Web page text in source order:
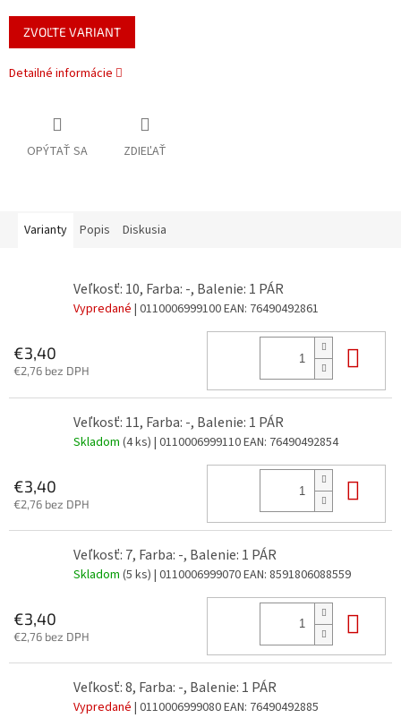
Jednotková
cena:
ZVOĽTE VARIANT
Detailné informácie
OPÝTAŤ SA ZDIEĽAŤ
Varianty Popis Diskusia
Veľkosť: 10, Farba: -, Balenie: 1 PÁR
Vypredané | 0110006999100EAN: 76490492861
€3,40
€2,76 bez DPH
Veľkosť: 11, Farba: -, Balenie: 1 PÁR
Skladom (4 ks) | 0110006999110EAN: 76490492854
€3,40
€2,76 bez DPH
Veľkosť: 7, Farba: -, Balenie: 1 PÁR
Skladom (5 ks) | 0110006999070EAN: 8591806088559
€3,40
€2,76 bez DPH
Veľkosť: 8, Farba: -, Balenie: 1 PÁR
Vypredané | 0110006999080EAN: 76490492885